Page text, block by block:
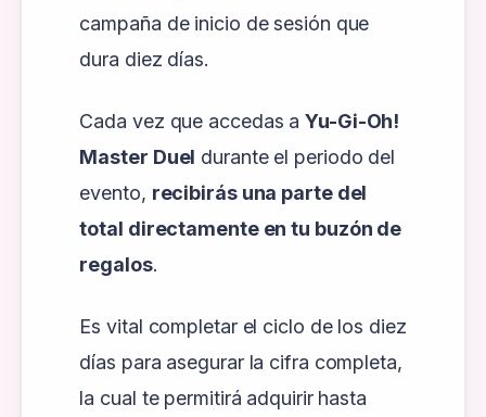
campaña de inicio de sesión que
dura diez días.
Cada vez que accedas aYu-Gi-Oh!
Master Duel durante el periodo del
evento, recibirás una parte del
total directamente en tu buzón de
regalos.
Es vital completar el ciclo de los diez
días para asegurar la cifra completa,
la cual te permitirá adquirir hasta